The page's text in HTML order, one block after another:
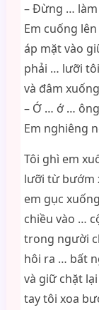
– Đừng … làm
Em cuống
áp mặt vào
phải … lưỡi
và đâm
– Ớ … ớ …
Em nghiêng
Tôi ghì em
lưỡi từ bướm
em gục
chiều vào …
trong người
hôi ra … bất
và giữ chặt
tay tôi xoa